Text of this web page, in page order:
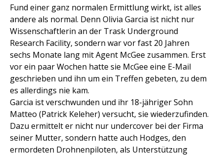
Fund einer ganz normalen Ermittlung wirkt, ist alles
andere als normal. Denn Olivia Garcia ist nicht nur
Wissenschaftlerin an der Trask Underground
Research Facility, sondern war vor fast 20 Jahren
sechs Monate lang mit Agent McGee zusammen. Erst
vor ein paar Wochen hatte sie McGee eine E-Mail
geschrieben und ihn um ein Treffen gebeten, zu dem
es allerdings nie kam.
Garcia ist verschwunden und ihr 18-jähriger Sohn
Matteo (Patrick Keleher) versucht, sie wiederzufinden.
Dazu ermittelt er nicht nur undercover bei der Firma
seiner Mutter, sondern hatte auch Hodges, den
ermordeten Drohnenpiloten, als Unterstützung